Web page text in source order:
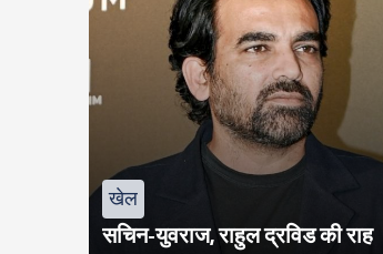
खेल
सचिन-युवराज, राहुल द्रविड की राह